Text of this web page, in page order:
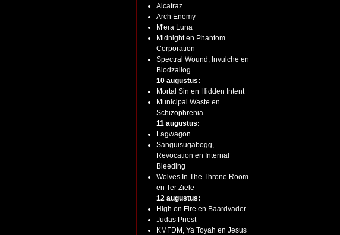
Alcatraz
Arch Enemy
M'era Luna
Midnight en Phantom
Corporation
Spectral Wound, Invulche en
Blodzallog
10 augustus:
Mortal Sin en Hidden Intent
Municipal Waste en
Schizophrenia
11 augustus:
Lagwagon
Sanguisugabogg,
Revocation en Internal
Bleeding
Wolves In The Throne Room
en Ter Ziele
12 augustus:
High on Fire en Baardvader
Judas Priest
KMFDM, Ya Toyah en Jesus